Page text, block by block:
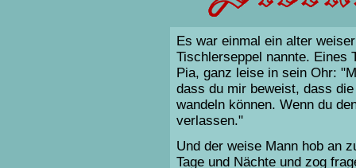
Es war einmal ein alter
Tischlerseppel nannte. Eines
Pia, ganz leise in sein Ohr:
dass du mir beweist, dass
wandeln können. Wenn du
verlassen."
Und der weise Mann hob an
Tage und Nächte und zog